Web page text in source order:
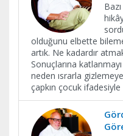
olduğunu elbette
artık. Ne kadardır
Sonuçlarına
neden ısrarla
çapkın çocuk ifadesiyle